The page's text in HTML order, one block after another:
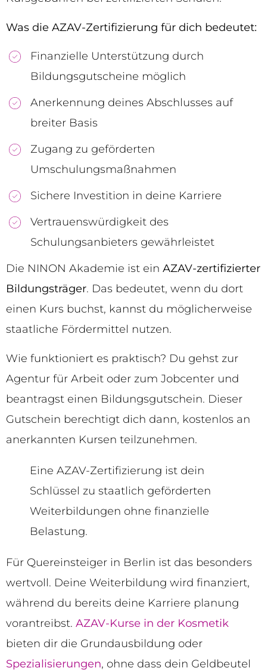
Was die AZAV-Zertifizierung für dich bedeutet:
Finanzielle Unterstützung durch
Bildungsgutscheine möglich
Anerkennung deines Abschlusses auf
breiter Basis
Zugang zu geförderten
Umschulungsmaßnahmen
Sichere Investition in deine Karriere
Vertrauenswürdigkeit des
Schulungsanbieters gewährleistet
Die NINON Akademie ist ein AZAV-zertifizierter
Bildungsträger. Das bedeutet, wenn du dort
einen Kurs buchst, kannst du möglicherweise
staatliche Fördermittel nutzen.
Wie funktioniert es praktisch? Du gehst zur
Agentur für Arbeit oder zum Jobcenter und
beantragst einen Bildungsgutschein. Dieser
Gutschein berechtigt dich dann, kostenlos an
anerkannten Kursen teilzunehmen.
Eine AZAV-Zertifizierung ist dein
Schlüssel zu staatlich geförderten
Weiterbildungen ohne finanzielle
Belastung.
Für Quereinsteiger in Berlin ist das besonders
wertvoll. Deine Weiterbildung wird finanziert,
während du bereits deine Karriere planung
vorantreibst. AZAV-Kurse in der Kosmetik
bieten dir die Grundausbildung oder
Spezialisierungen, ohne dass dein Geldbeutel